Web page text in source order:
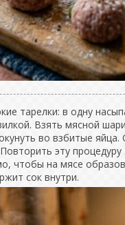
тарелки: в одну
Взять мясной
во взбитые
эту процедуру
чтобы на мясе
сок внутри.